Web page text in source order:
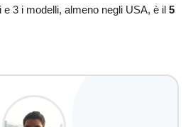
3 i modelli, almeno negli USA, è il 5